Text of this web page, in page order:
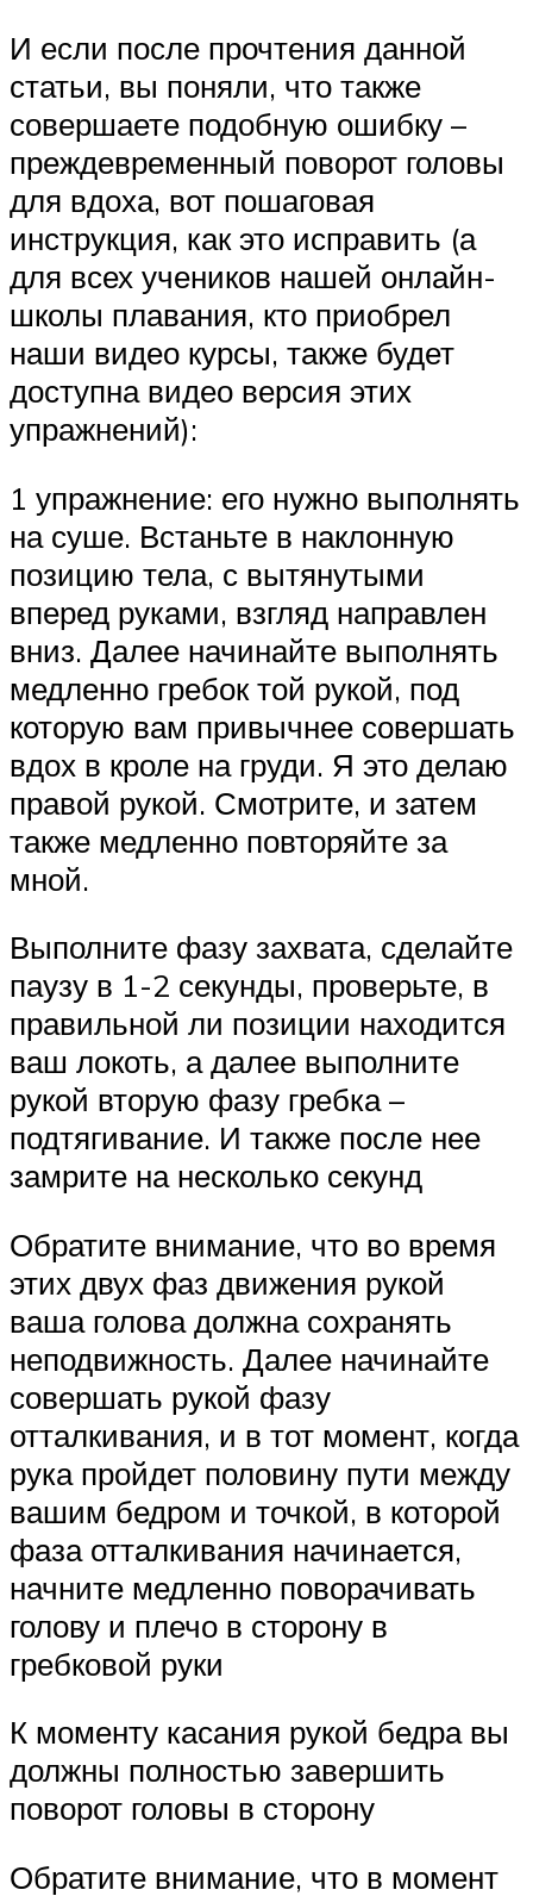
И если после прочтения данной
статьи, вы поняли, что также
совершаете подобную ошибку –
преждевременный поворот головы
для вдоха, вот пошаговая
инструкция, как это исправить (а
для всех учеников нашей онлайн-
школы плавания, кто приобрел
наши видео курсы, также будет
доступна видео версия этих
упражнений):
1 упражнение: его нужно выполнять
на суше. Встаньте в наклонную
позицию тела, с вытянутыми
вперед руками, взгляд направлен
вниз. Далее начинайте выполнять
медленно гребок той рукой, под
которую вам привычнее совершать
вдох в кроле на груди. Я это делаю
правой рукой. Смотрите, и затем
также медленно повторяйте за
мной.
Выполните фазу захвата, сделайте
паузу в 1-2 секунды, проверьте, в
правильной ли позиции находится
ваш локоть, а далее выполните
рукой вторую фазу гребка –
подтягивание. И также после нее
замрите на несколько секунд
Обратите внимание, что во время
этих двух фаз движения рукой
ваша голова должна сохранять
неподвижность. Далее начинайте
совершать рукой фазу
отталкивания, и в тот момент, когда
рука пройдет половину пути между
вашим бедром и точкой, в которой
фаза отталкивания начинается,
начните медленно поворачивать
голову и плечо в сторону в
гребковой руки
К моменту касания рукой бедра вы
должны полностью завершить
поворот головы в сторону
Обратите внимание, что в момент